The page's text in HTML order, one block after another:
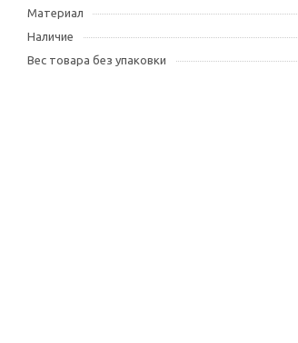
Материал
Наличие
Вес товара без упаковки